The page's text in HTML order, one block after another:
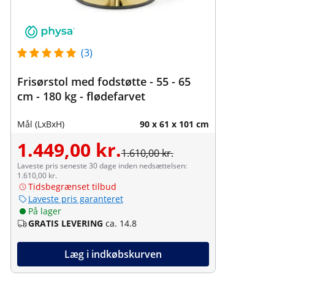
(3)
Frisørstol med fodstøtte - 55 - 65
cm - 180 kg - flødefarvet
Mål (LxBxH) 90 x 61 x 101 cm
1.449,00 kr.1.610,00 kr.
Laveste pris seneste 30 dage inden nedsættelsen:
1.610,00 kr.
Tidsbegrænset tilbud
Laveste pris garanteret
På lager
GRATIS LEVERING ca. 14.8
Læg i indkøbskurven